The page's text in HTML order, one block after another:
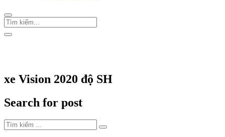
xe Vision 2020 độ SH
Search for post